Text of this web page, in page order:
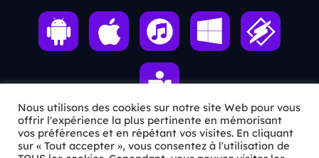
ℹ️ INFOS PRATIQUES
Nous utilisons des cookies sur notre site Web pour vous
offrir l'expérience la plus pertinente en mémorisant
vos préférences et en répétant vos visites. En cliquant
sur « Tout accepter », vous consentez à l'utilisation de